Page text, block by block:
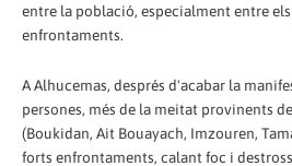
entre la població, especialment entre
enfrontaments.
A Alhucemas, després d'acabar la
persones, més de la meitat provinents
(Boukidan, Ait Bouayach, Imzouren,
forts enfrontaments, calant foc i